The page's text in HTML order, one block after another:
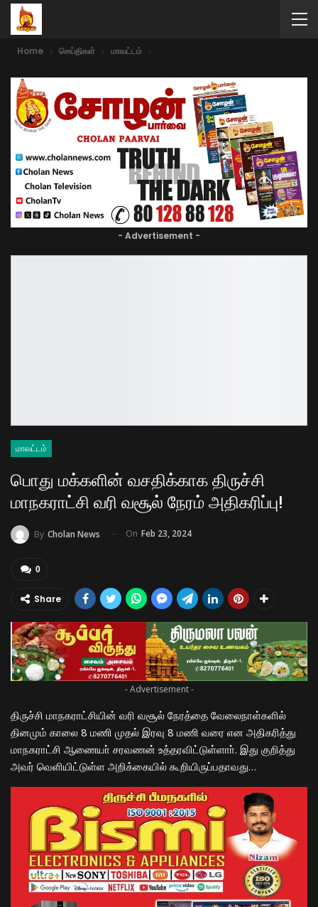
Home செய்திகள் மாவட்டம்
- Advertisement -
மாவட்டம்
பொது மக்களின் வசதிக்காக திருச்சி
மாநகராட்சி வரி வசூல் நேரம் அதிகரிப்பு!
By Cholan News On Feb 23, 2024
0
Share
- Advertisement -
திருச்சி மாநகராட்சியின் வரி வசூல் நேரத்தை வேலைநாள்களில்
தினமும் காலை 8 மணி முதல் இரவு 8 மணி வரை என அதிகரித்து
மாநகராட்சி ஆணையா் சரவணன் உத்தரவிட்டுள்ளாா். இது குறித்து
அவர் வெளியிட்டுள்ள அறிக்கையில் கூறியிருப்பதாவது…